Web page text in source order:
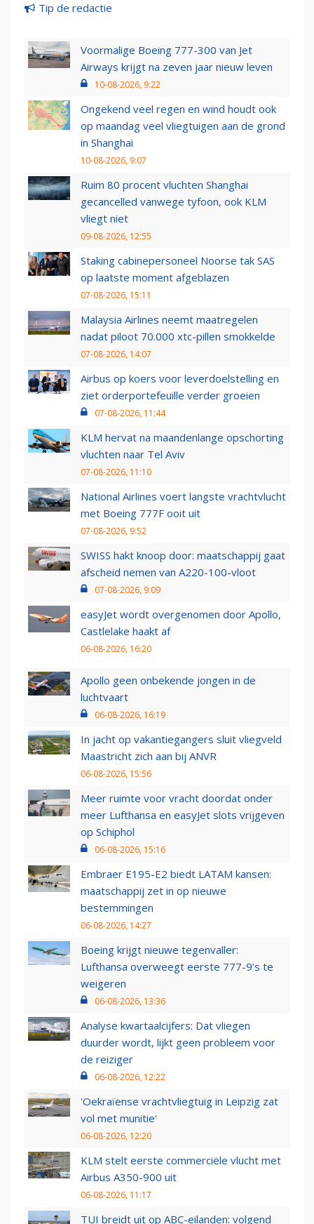
Tip de redactie
Voormalige Boeing 777-300 van Jet
Airways krijgt na zeven jaar nieuw leven
10-08-2026, 9:22
Ongekend veel regen en wind houdt ook
op maandag veel vliegtuigen aan de grond
in Shanghai
10-08-2026, 9:07
Ruim 80 procent vluchten Shanghai
gecancelled vanwege tyfoon, ook KLM
vliegt niet
09-08-2026, 12:55
Staking cabinepersoneel Noorse tak SAS
op laatste moment afgeblazen
07-08-2026, 15:11
Malaysia Airlines neemt maatregelen
nadat piloot 70.000 xtc-pillen smokkelde
07-08-2026, 14:07
Airbus op koers voor leverdoelstelling en
ziet orderportefeuille verder groeien
07-08-2026, 11:44
KLM hervat na maandenlange opschorting
vluchten naar Tel Aviv
07-08-2026, 11:10
National Airlines voert langste vrachtvlucht
met Boeing 777F ooit uit
07-08-2026, 9:52
SWISS hakt knoop door: maatschappij gaat
afscheid nemen van A220-100-vloot
07-08-2026, 9:09
easyJet wordt overgenomen door Apollo,
Castlelake haakt af
06-08-2026, 16:20
Apollo geen onbekende jongen in de
luchtvaart
06-08-2026, 16:19
In jacht op vakantiegangers sluit vliegveld
Maastricht zich aan bij ANVR
06-08-2026, 15:56
Meer ruimte voor vracht doordat onder
meer Lufthansa en easyJet slots vrijgeven
op Schiphol
06-08-2026, 15:16
Embraer E195-E2 biedt LATAM kansen:
maatschappij zet in op nieuwe
bestemmingen
06-08-2026, 14:27
Boeing krijgt nieuwe tegenvaller:
Lufthansa overweegt eerste 777-9’s te
weigeren
06-08-2026, 13:36
Analyse kwartaalcijfers: Dat vliegen
duurder wordt, lijkt geen probleem voor
de reiziger
06-08-2026, 12:22
'Oekraïense vrachtvliegtuig in Leipzig zat
vol met munitie'
06-08-2026, 12:20
KLM stelt eerste commerciële vlucht met
Airbus A350-900 uit
06-08-2026, 11:17
TUI breidt uit op ABC-eilanden: volgend